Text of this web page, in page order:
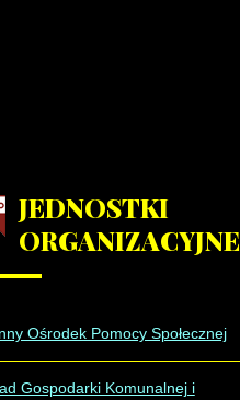
JEDNOSTKI
ORGANIZACYJNE
Ośrodek Pomocy Społecznej
Gospodarki Komunalnej i